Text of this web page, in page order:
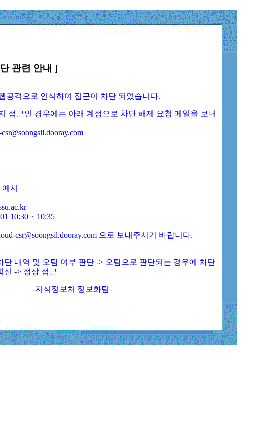
관련 안내 ]
공격으로 인식하여 접근이 차단 되었습니다.
접근인 경우에는 아래 계정으로 차단 해제 요청 메일을 보내
시
10:30 ~ 10:35
csr@soongsil.dooray.com 으로 보내주시기 바랍니다.
단 내역 및 오탐 여부 판단 -> 오탐으로 판단되는 경우에 차단
신 -> 정상 접근
-지식정보처 정보화팀-